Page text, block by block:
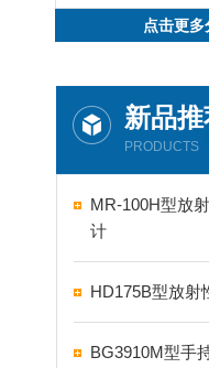
点击更多
新品
PRODUCTS
MR-100H型放
计
HD175B型放射
BG3910M型手